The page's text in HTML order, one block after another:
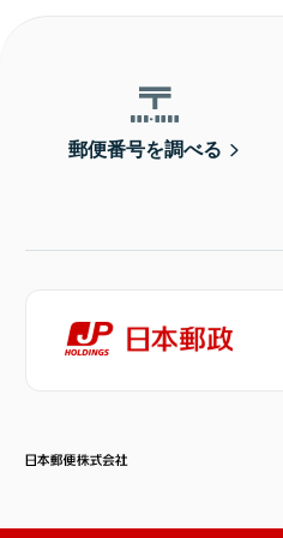
郵便番号を調べる